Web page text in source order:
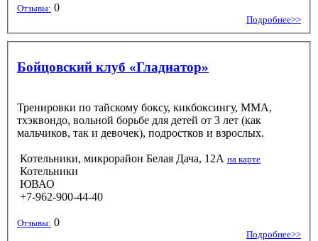
Отзывы: 0
Подробнее>>
Бойцовский клуб «Гладиатор»
Тренировки по тайскому боксу, кикбоксингу, ММА,
тхэквондо, вольной борьбе для детей от 3 лет (как
мальчиков, так и девочек), подростков и взрослых.
Котельники, микрорайон Белая Дача, 12А на карте
Котельники
ЮВАО
+7-962-900-44-40
Отзывы: 0
Подробнее>>